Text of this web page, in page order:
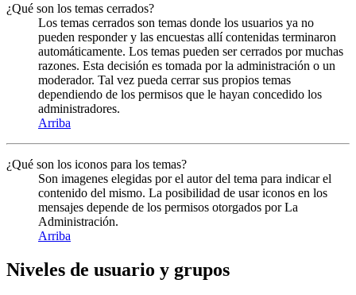
¿Qué son los temas cerrados?
Los temas cerrados son temas donde los usuarios ya no
pueden responder y las encuestas allí contenidas terminaron
automáticamente. Los temas pueden ser cerrados por muchas
razones. Esta decisión es tomada por la administración o un
moderador. Tal vez pueda cerrar sus propios temas
dependiendo de los permisos que le hayan concedido los
administradores.
Arriba
¿Qué son los iconos para los temas?
Son imagenes elegidas por el autor del tema para indicar el
contenido del mismo. La posibilidad de usar iconos en los
mensajes depende de los permisos otorgados por La
Administración.
Arriba
Niveles de usuario y grupos